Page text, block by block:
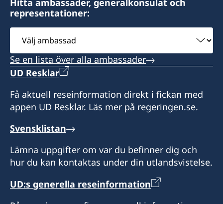
representationer:
Välj
ambassad
Se en lista över alla ambassader
UD Resklar
Få aktuell reseinformation direkt i fickan med
appen UD Resklar. Läs mer på regeringen.se.
Svensklistan
Lämna uppgifter om var du befinner dig och
hur du kan kontaktas under din utlandsvistelse.
UD:s generella reseinformation